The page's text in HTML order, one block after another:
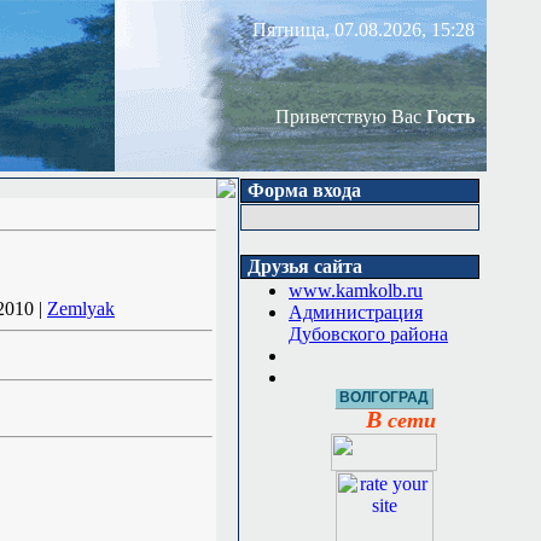
Пятница, 07.08.2026, 15:28
Приветствую ВасГость
| Zemlyak
Форма входа
Друзья сайта
www.kamkolb.ru
Администрация
Дубовского района
ВОЛГОГРАД
В сети